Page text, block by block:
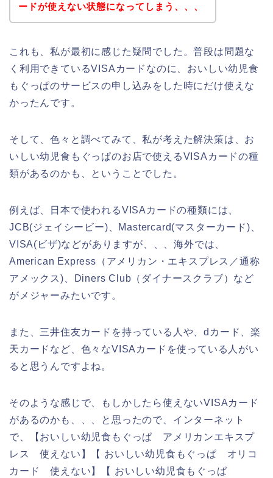
ードが使えない状態になってしまう、、、
これも、私が最初に感じた疑問でした。普段は問題な
く利用できているVISAカードなのに、おいしい幼児食
もぐっぱのサービスの申し込みをした時にだけ使えな
かったんです。
そして、色々と調べてみて、私が考えた解決策は、お
いしい幼児食もぐっぱのお店で使えるVISAカードの種
類があるのかも、ということでした。
例えば、日本で使われるVISAカードの種類には、
JCB(ジェイシービー)、Mastercard(マスターカード)、
VISA(ビザ)などがありますが、、、海外では、
American Express（アメリカン・エキスプレス／通称
アメックス)、Diners Club（ダイナースクラブ）など
がメジャーみたいです。
また、三井住友カードを持っている人や、dカード、楽
天カードなど、色々なVISAカードを使っている人がい
ると思うんですよね。
そのような感じで、もしかしたら使えないVISAカード
があるのかも、、、と思ったので、インターネット
で、【おいしい幼児食もぐっぱ アメリカンエキスプ
レス 使えない】【 おいしい幼児食もぐっぱ オリコ
カード 使えない】【 おいしい幼児食もぐっぱ